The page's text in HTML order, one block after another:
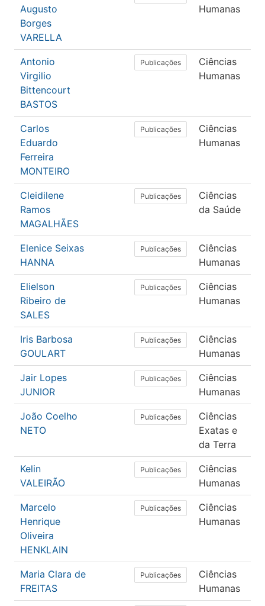
Augusto
Borges
VARELLA
Humanas
Antonio
Virgilio
Bittencourt
BASTOS
Publicações
Ciências
Humanas
Carlos
Eduardo
Ferreira
MONTEIRO
Publicações
Ciências
Humanas
Cleidilene
Ramos
MAGALHÃES
Publicações
Ciências
da Saúde
Elenice Seixas
HANNA
Publicações
Ciências
Humanas
Elielson
Ribeiro de
SALES
Publicações
Ciências
Humanas
Iris Barbosa
GOULART
Publicações
Ciências
Humanas
Jair Lopes
JUNIOR
Publicações
Ciências
Humanas
João Coelho
NETO
Publicações
Ciências
Exatas e
da Terra
Kelin
VALEIRÃO
Publicações
Ciências
Humanas
Marcelo
Henrique
Oliveira
HENKLAIN
Publicações
Ciências
Humanas
Maria Clara de
FREITAS
Publicações
Ciências
Humanas